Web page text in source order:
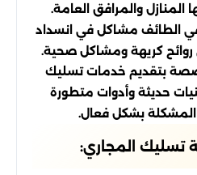
المنازل والمرافق العامة.
في الطائف مشاكل في انسداد
روائح كريهة ومشاكل صحية.
بتقديم خدمات تسليك
حديثة وأدوات متطورة
بشكل فعال.
تسليك المجاري: